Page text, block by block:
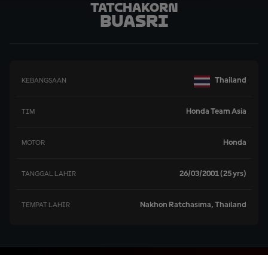
Tatchakorn
Buasri
KEBANGSAAN Thailand
TIM Honda Team Asia
MOTOR Honda
TANGGAL LAHIR 26/03/2001 (25 yrs)
TEMPAT LAHIR Nakhon Ratchasima, Thailand